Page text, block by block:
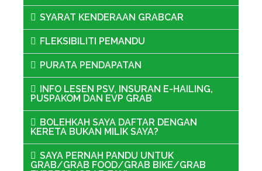
SYARAT KENDERAAN GRABCAR
FLEKSIBILITI PEMANDU
PURATA PENDAPATAN
INFO LESEN PSV, INSURAN E-HAILING,
PUSPAKOM DAN EVP GRAB
BOLEHKAH SAYA DAFTAR DENGAN
KERETA BUKAN MILIK SAYA?
SAYA PERNAH PANDU UNTUK
GRAB/GRAB FOOD/GRAB BIKE/GRAB